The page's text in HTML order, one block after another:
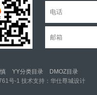
YY分类目录
DMOZ目录
号-1 技术支持：华仕尊城设计